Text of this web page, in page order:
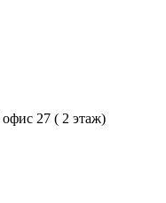
27 ( 2 этаж)